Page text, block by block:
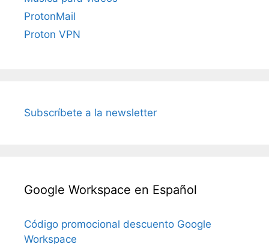
ProtonMail
Proton VPN
Subscríbete a la newsletter
Google Workspace en Español
Código promocional descuento Google
Workspace